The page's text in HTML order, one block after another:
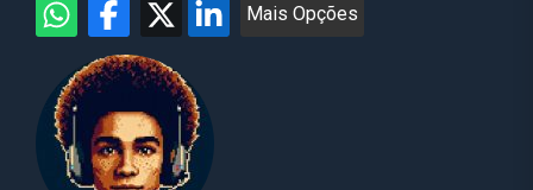
Mais Opções